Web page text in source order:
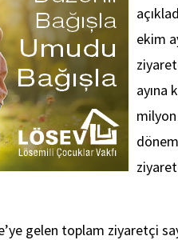
ekim
ayına
gelen toplam ziyaretçi